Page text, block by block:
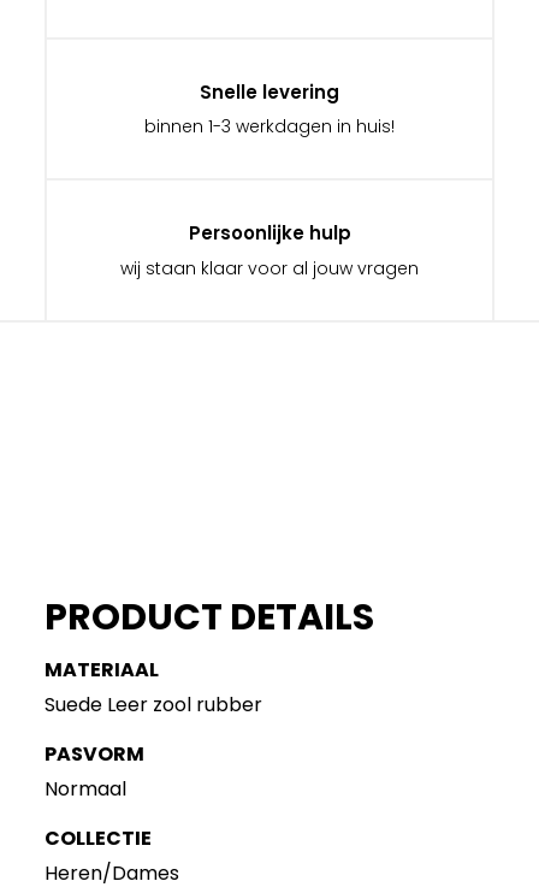
Snelle levering
binnen 1-3 werkdagen in huis!
Persoonlijke hulp
wij staan klaar voor al jouw vragen
PRODUCT DETAILS
MATERIAAL
Suede Leer zool rubber
PASVORM
Normaal
COLLECTIE
Heren/Dames